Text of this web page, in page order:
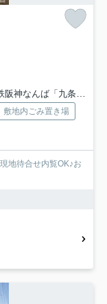
なんば「九条」駅 徒歩8分
敷地内ごみ置き場
地待合せ内覧OK♪お